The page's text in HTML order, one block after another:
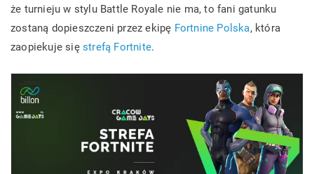
że turnieju w stylu Battle Royale nie ma, to fani gatunku
zostaną dopieszczeni przez ekipę Fortnine Polska, która
zaopiekuje się strefą Fortnite.